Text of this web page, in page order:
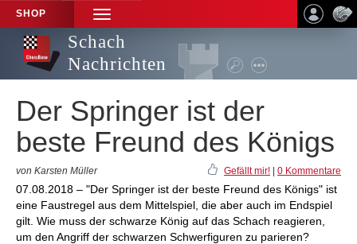
SHOP
TOGGLE
NAVIGATION
Schach
Nachrichten
Der Springer ist der
beste Freund des Königs
von Karsten Müller Gefällt mir! 0 Kommentare
07.08.2018 – "Der Springer ist der beste Freund des Königs" ist
eine Faustregel aus dem Mittelspiel, die aber auch im Endspiel
gilt. Wie muss der schwarze König auf das Schach reagieren,
um den Angriff der schwarzen Schwerfiguren zu parieren?